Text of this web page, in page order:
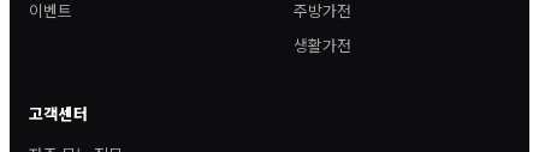
이벤트
주방가전
생활가전
고객센터